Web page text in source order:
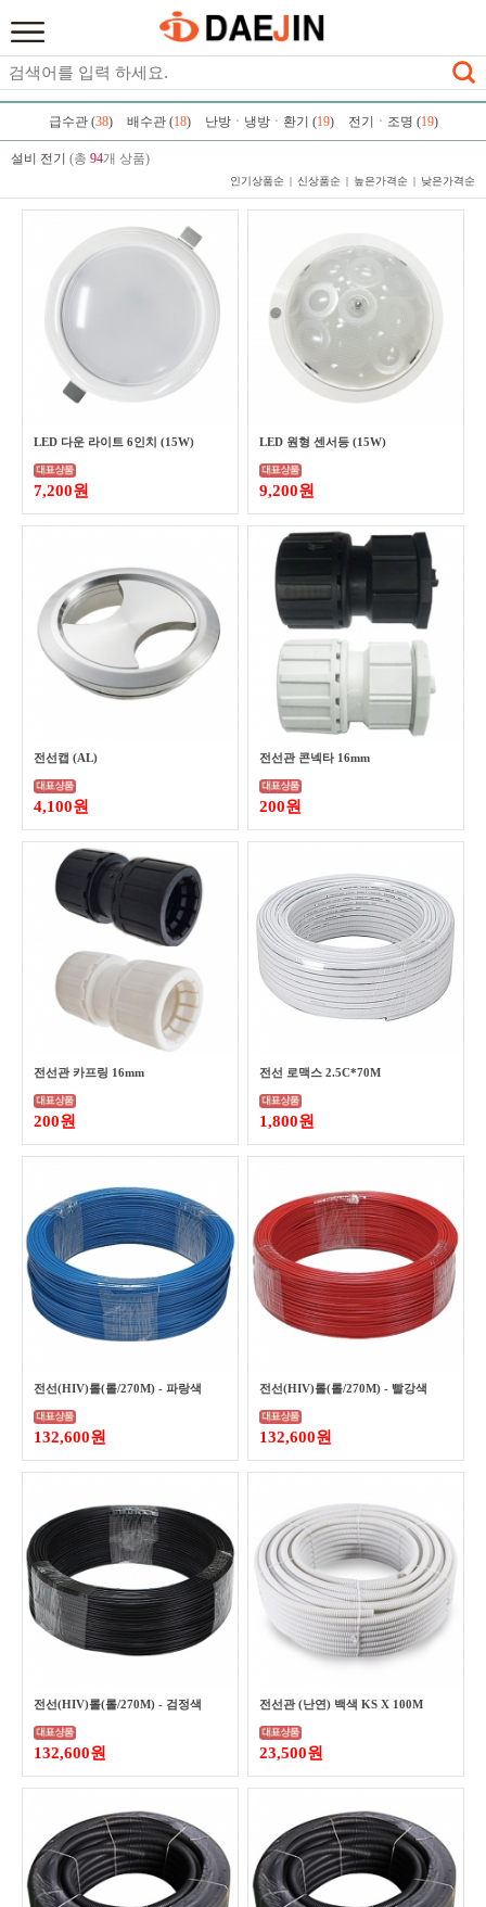
급수관 (38) 배수관 (18) 난방ㆍ냉방ㆍ환기 (19) 전기ㆍ조명 (19)
설비 전기 (총 94개 상품)
인기상품순 신상품순 높은가격순 낮은가격순
LED 다운 라이트 6인치 (15W)
7,200원
LED 원형 센서등 (15W)
9,200원
전선캡 (AL)
4,100원
전선관 콘넥타 16mm
200원
전선관 카프링 16mm
200원
전선 로맥스 2.5C*70M
1,800원
전선(HIV)롤(롤/270M) - 파랑색
132,600원
전선(HIV)롤(롤/270M) - 빨강색
132,600원
전선(HIV)롤(롤/270M) - 검정색
132,600원
전선관 (난연) 백색 KS X 100M
23,500원